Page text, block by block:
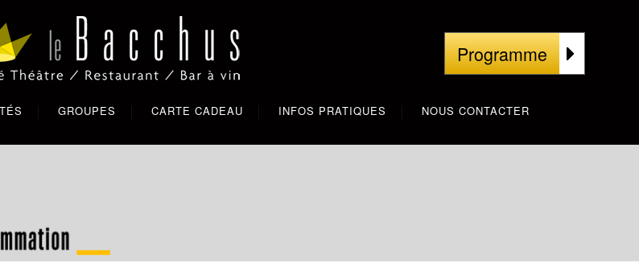
GROUPES CARTE CADEAU INFOS PRATIQUES NOUS CONTACTER
Programme